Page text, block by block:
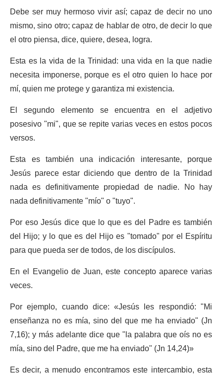
Debe ser muy hermoso vivir así; capaz de decir no uno
mismo, sino otro; capaz de hablar de otro, de decir lo que
el otro piensa, dice, quiere, desea, logra.
Esta es la vida de la Trinidad: una vida en la que nadie
necesita imponerse, porque es el otro quien lo hace por
mí, quien me protege y garantiza mi existencia.
El segundo elemento se encuentra en el adjetivo
posesivo "mi", que se repite varias veces en estos pocos
versos.
Esta es también una indicación interesante, porque
Jesús parece estar diciendo que dentro de la Trinidad
nada es definitivamente propiedad de nadie. No hay
nada definitivamente "mío" o "tuyo".
Por eso Jesús dice que lo que es del Padre es también
del Hijo; y lo que es del Hijo es "tomado" por el Espíritu
para que pueda ser de todos, de los discípulos.
En el Evangelio de Juan, este concepto aparece varias
veces.
Por ejemplo, cuando dice: «Jesús les respondió: "Mi
enseñanza no es mía, sino del que me ha enviado" (Jn
7,16); y más adelante dice que "la palabra que oís no es
mía, sino del Padre, que me ha enviado" (Jn 14,24)»
Es decir, a menudo encontramos este intercambio, esta